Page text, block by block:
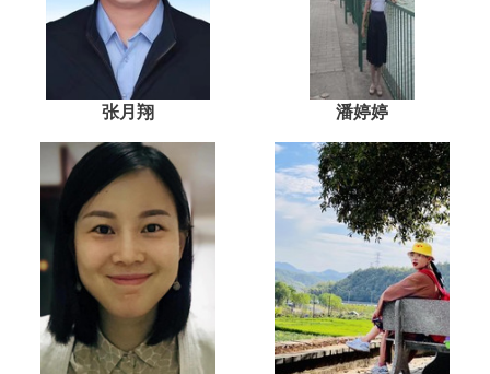
张月翔 潘婷婷